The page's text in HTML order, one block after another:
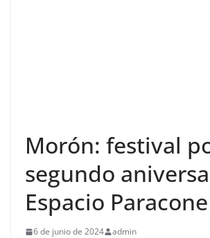
Morón: festival
segundo
Espacio Paracone
6 de junio de 2024 admin